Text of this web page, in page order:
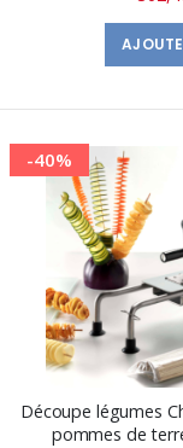
-40%
Découpe légumes
pommes de